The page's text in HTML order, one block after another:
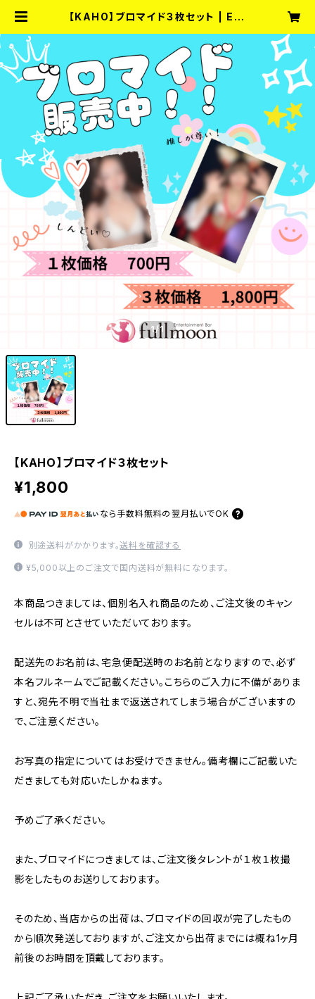
【KAHO】ブロマイド３枚セット | Ent
1/1
【KAHO】ブロマイド３枚セット
¥1,800
なら 手数料無料の 翌月払いでOK
別途送料がかかります。送料を確認する
¥5,000以上のご注文で国内送料が無料になります。
本商品つきましては、個別名入れ商品のため、ご注文後のキャン
セルは不可とさせていただいております。
配送先のお名前は、宅急便配送時のお名前となりますので、必ず
本名フルネームでご記載ください。こちらのご入力に不備がありま
すと、宛先不明で当社まで返送されてしまう場合がございますの
で、ご注意ください。
お写真の指定についてはお受けできません。備考欄にご記載いた
だきましても対応いたしかねます。
予めご了承ください。
また、ブロマイドにつきましては、ご注文後タレントが１枚１枚撮
影をしたものお送りしております。
そのため、当店からの出荷は、ブロマイドの回収が完了したもの
から順次発送しておりますが、ご注文から出荷までには概ね1ヶ月
前後のお時間を頂戴しております。